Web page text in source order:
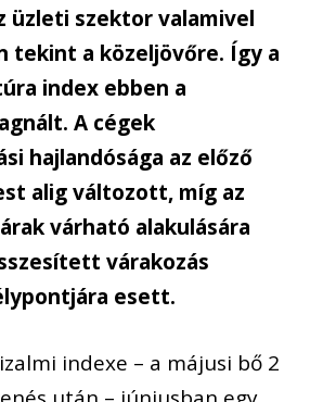
üzleti szektor valamivel
tekint a közeljövőre. Így a
index ebben a
A cégek
hajlandósága az előző
alig változott, míg az
várható alakulására
várakozás
esett.
indexe – a májusi bő 2